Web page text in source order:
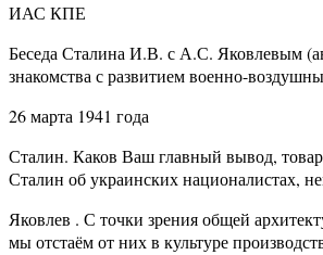
ИАС КПЕ
Беседа Сталина И.В. с А.С. Яковлевым
знакомства с развитием военно-
26 марта 1941 года
Сталин. Каков Ваш главный вывод,
Сталин об украинских националистах,
Яковлев . С точки зрения общей
мы отстаём от них в культуре